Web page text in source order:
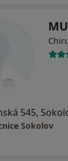
545,
Sokolov